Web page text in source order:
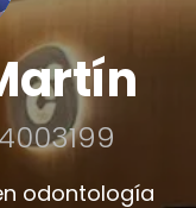
odontología